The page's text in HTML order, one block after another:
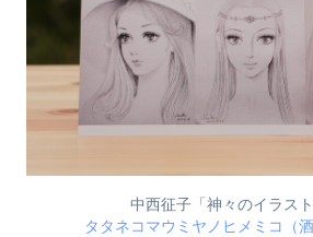
中西征子「神々のイラス
タタネコマウミヤノヒメミコ（酒